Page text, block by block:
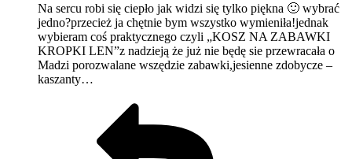
Na sercu robi się ciepło jak widzi się tylko piękna 🙂 wybrać
jedno?przecież ja chętnie bym wszystko wymieniła!jednak
wybieram coś praktycznego czyli „KOSZ NA ZABAWKI
KROPKI LEN”z nadzieją że już nie będę sie przewracała o
Madzi porozwalane wszędzie zabawki,jesienne zdobycze –
kaszanty…